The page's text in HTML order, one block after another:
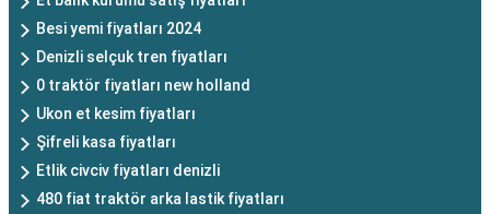
Besi yemi fiyatları 2024
Denizli selçuk tren fiyatları
0 traktör fiyatları new holland
Ukon et kesim fiyatları
Şifreli kasa fiyatları
Etlik civciv fiyatları denizli
480 fiat traktör arka lastik fiyatları